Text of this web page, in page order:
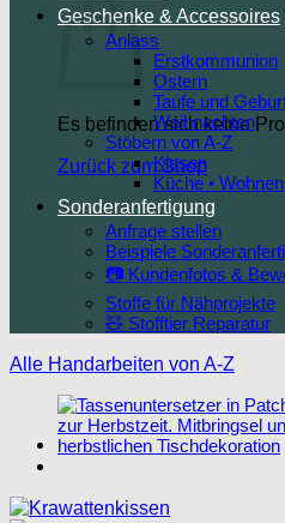
Es befinden sich keine
Zurück zum Shop
Geschenke & Accessoires
Anlass
Erstkommunion
Ostern
Taufe und
Weihnachten
Stöbern von A-Z
Kissen
Küche • Wohnen
Sonderanfertigung
Anfrage stellen
Beispiele
📷 Kundenfotos &
Stoffe für Nähprojekte
🧸 Stofftier Reparatur
Alle Handarbeiten von A-Z